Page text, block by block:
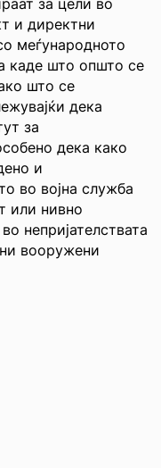
за цели во
и директни
меѓународното
каде што општо се
што се
дека
за
дека како
и
во војна служба
или нивно
непријателствата
вооружени